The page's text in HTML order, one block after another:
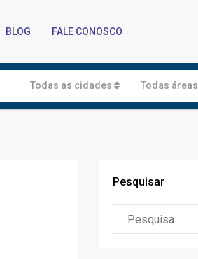
BLOG FALE CONOSCO
Todas as cidades Todas áreas
Pesquisar